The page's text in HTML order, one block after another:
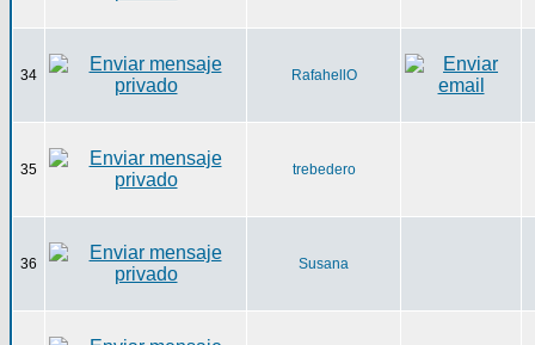
34 RafahellO
35 trebedero
36 Susana